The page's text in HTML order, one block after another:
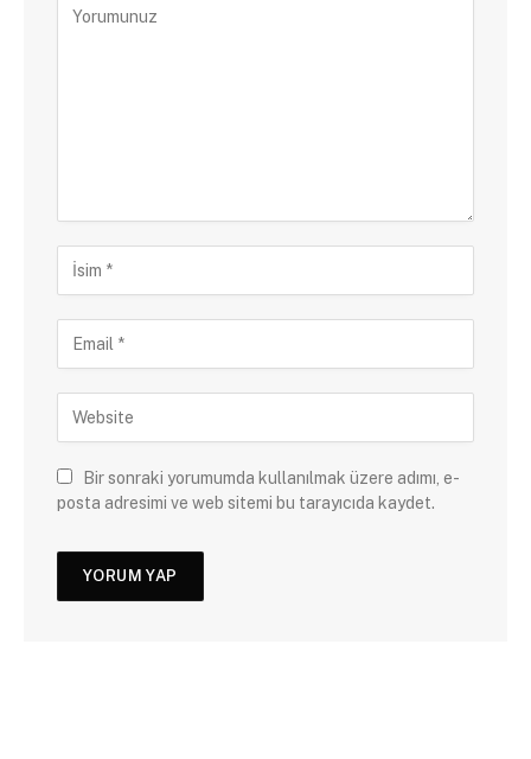
Bir sonraki yorumumda kullanılmak üzere adımı, e-
posta adresimi ve web sitemi bu tarayıcıda kaydet.